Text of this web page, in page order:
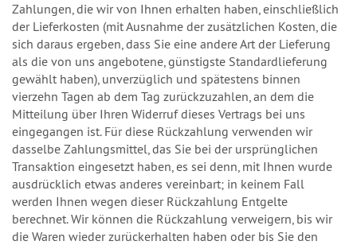
Zahlungen, die wir von Ihnen erhalten haben, einschließlich
der Lieferkosten (mit Ausnahme der zusätzlichen Kosten, die
sich daraus ergeben, dass Sie eine andere Art der Lieferung
als die von uns angebotene, günstigste Standardlieferung
gewählt haben), unverzüglich und spätestens binnen
vierzehn Tagen ab dem Tag zurückzuzahlen, an dem die
Mitteilung über Ihren Widerruf dieses Vertrags bei uns
eingegangen ist. Für diese Rückzahlung verwenden wir
dasselbe Zahlungsmittel, das Sie bei der ursprünglichen
Transaktion eingesetzt haben, es sei denn, mit Ihnen wurde
ausdrücklich etwas anderes vereinbart; in keinem Fall
werden Ihnen wegen dieser Rückzahlung Entgelte
berechnet. Wir können die Rückzahlung verweigern, bis wir
die Waren wieder zurückerhalten haben oder bis Sie den